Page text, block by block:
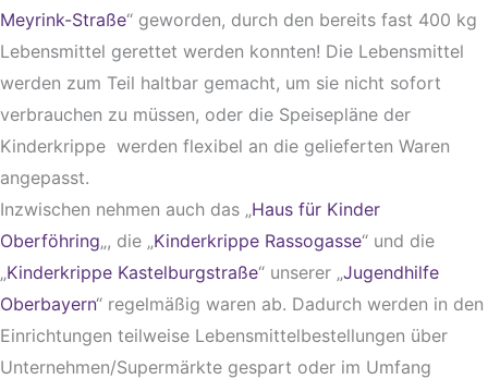
Meyrink-Straße“ geworden, durch den bereits fast 400 kg
Lebensmittel gerettet werden konnten! Die Lebensmittel
werden zum Teil haltbar gemacht, um sie nicht sofort
verbrauchen zu müssen, oder die Speisepläne der
Kinderkrippe werden flexibel an die gelieferten Waren
angepasst.
Inzwischen nehmen auch das „Haus für Kinder
Oberföhring„, die „Kinderkrippe Rassogasse“ und die
„Kinderkrippe Kastelburgstraße“ unserer „Jugendhilfe
Oberbayern“ regelmäßig waren ab. Dadurch werden in den
Einrichtungen teilweise Lebensmittelbestellungen über
Unternehmen/Supermärkte gespart oder im Umfang